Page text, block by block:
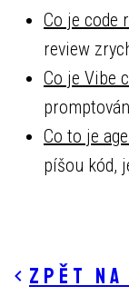
Co je code
review
Co je Vibe
Co to je
píšou kód,
Zpět